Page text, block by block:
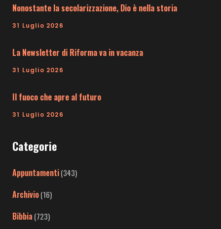
Nonostante la secolarizzazione, Dio è nella storia
31 Luglio 2026
La Newsletter di Riforma va in vacanza
31 Luglio 2026
Il fuoco che apre al futuro
31 Luglio 2026
Categorie
Appuntamenti(343)
Archivio(16)
Bibbia (723)